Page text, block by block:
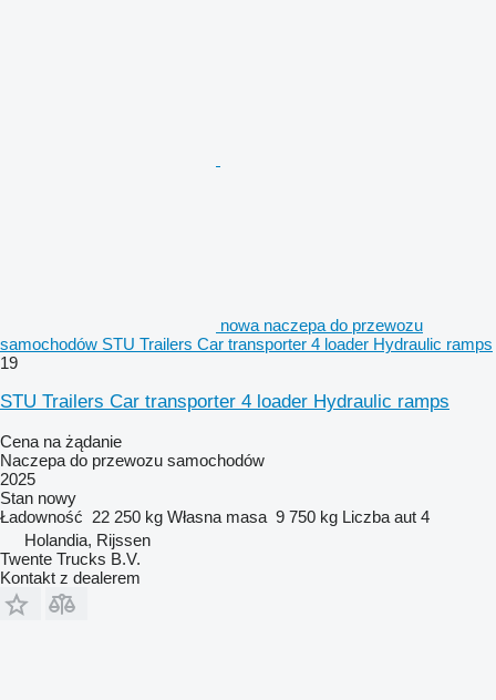
nowa naczepa do przewozu
samochodów STU Trailers Car transporter 4 loader Hydraulic ramps
19
STU Trailers Car transporter 4 loader Hydraulic ramps
Cena na żądanie
Naczepa do przewozu samochodów
2025
Stan nowy
Ładowność 22 250 kg Własna masa 9 750 kg Liczba aut 4
Holandia, Rijssen
Twente Trucks B.V.
Kontakt z dealerem